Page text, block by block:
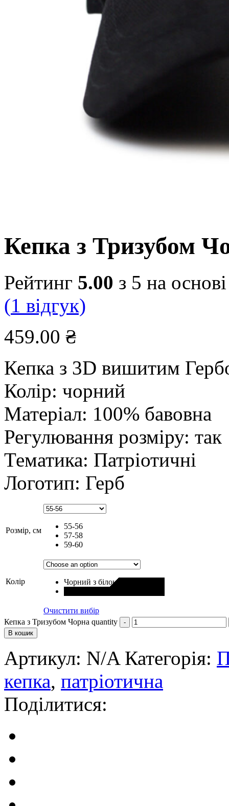
Кепка з Тризубом
Рейтинг 5.00 з 5 на
(1 відгук)
459.00 ₴
Кепка з 3D вишитим
Колір: чорний
Матеріал: 100% бавовна
Регулювання розміру: так
Тематика: Патріотичні
Логотип: Герб
Розмір, см
55-56
57-58
59-60
Колір
Чорний з білою вишивкою
Очистити вибір
Кепка з Тризубом Чорна quantity
В кошик
Артикул: N/A Категорія:
кепка, патріотична
Поділитися: